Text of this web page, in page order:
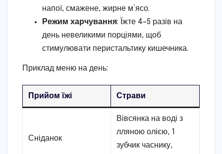
напої, смажене, жирне м’ясо.
Режим харчування: Їжте 4–5 разів на
день невеликими порціями, щоб
стимулювати перистальтику кишечника.
Приклад меню на день:
Прийом їжі Страви
Сніданок
Вівсянка на воді з
лляною олією, 1
зубчик часнику,